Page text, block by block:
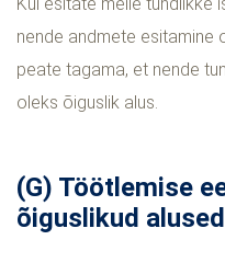
nende andmete esitamine
peate tagama, et nende
oleks õiguslik alus.
(G) Töötlemise
õiguslikud alused